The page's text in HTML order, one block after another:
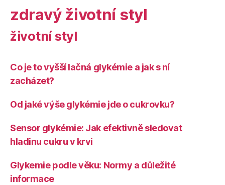
zdravý životní styl
životní styl
Co je to vyšší lačná glykémie a jak s ní
zacházet?
Od jaké výše glykémie jde o cukrovku?
Sensor glykémie: Jak efektivně sledovat
hladinu cukru v krvi
Glykemie podle věku: Normy a důležité
informace